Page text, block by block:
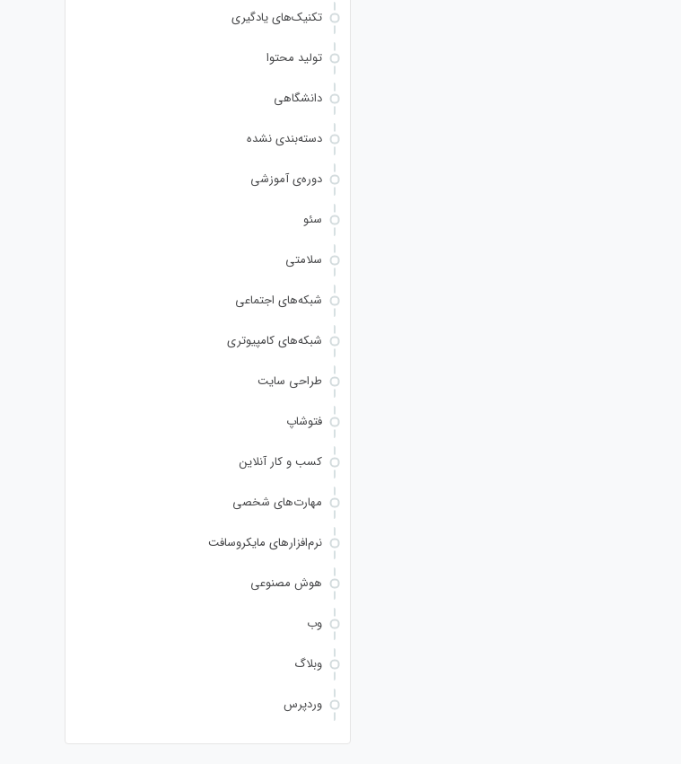
تکنیک‌های یادگیری
تولید محتوا
دانشگاهی
دسته‌بندی نشده
دوره‌ی آموزشی
سئو
سلامتی
شبکه‌های اجتماعی
شبکه‌های کامپیوتری
طراحی سایت
فتوشاپ
کسب و کار آنلاین
مهارت‌های شخصی
نرم‌افزارهای مایکروسافت
هوش مصنوعی
وب
وبلاگ
وردپرس